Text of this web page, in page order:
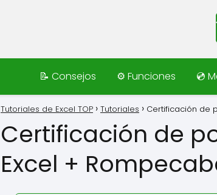
📝 Consejos ⚙️ Funciones 💿
Tutoriales de Excel TOP Tutoriales Certificación de
Certificación de
Excel +